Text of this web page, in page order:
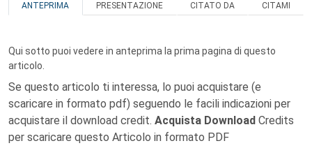
ANTEPRIMA PRESENTAZIONE CITATO DA CITAMI
Qui sotto puoi vedere in anteprima la prima pagina di questo
articolo.
Se questo articolo ti interessa, lo puoi acquistare (e
scaricare in formato pdf) seguendo le facili indicazioni per
acquistare il download credit. Acquista Download Credits
per scaricare questo Articolo in formato PDF